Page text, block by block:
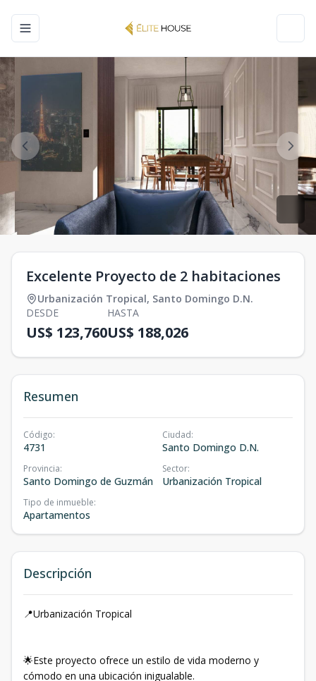
Toggle navigation menu
Excelente Proyecto de 2 habitaciones
Urbanización Tropical, Santo Domingo D.N.
DESDE
US$ 123,760
HASTA
US$ 188,026
Resumen
Código:
4731
Ciudad:
Santo Domingo D.N.
Provincia:
Santo Domingo de Guzmán
Sector:
Urbanización Tropical
Tipo de inmueble:
Apartamentos
Descripción
📍Urbanización Tropical
🌟Este proyecto ofrece un estilo de vida moderno y
cómodo en una ubicación inigualable.